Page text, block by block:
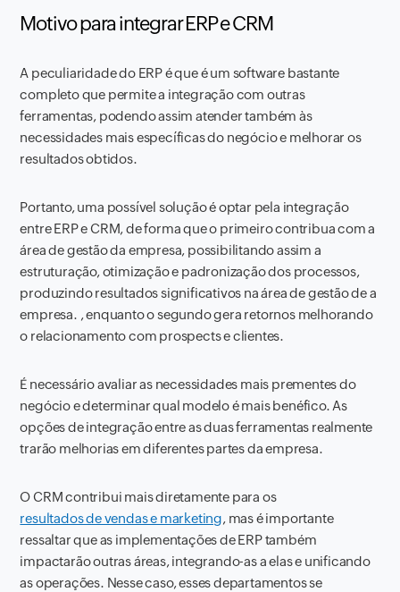
Motivo para integrar ERP e CRM
A peculiaridade do ERP é que é um software bastante
completo que permite a integração com outras
ferramentas, podendo assim atender também às
necessidades mais específicas do negócio e melhorar os
resultados obtidos.
Portanto, uma possível solução é optar pela integração
entre ERP e CRM, de forma que o primeiro contribua com a
área de gestão da empresa, possibilitando assim a
estruturação, otimização e padronização dos processos,
produzindo resultados significativos na área de gestão de ​​a
empresa. , enquanto o segundo gera retornos melhorando
o relacionamento com prospects e clientes.
É necessário avaliar as necessidades mais prementes do
negócio e determinar qual modelo é mais benéfico. As
opções de integração entre as duas ferramentas realmente
trarão melhorias em diferentes partes da empresa.
O CRM contribui mais diretamente para os
resultados de vendas e marketing, mas é importante
ressaltar que as implementações de ERP também
impactarão outras áreas, integrando-as a elas e unificando
as operações. Nesse caso, esses departamentos se